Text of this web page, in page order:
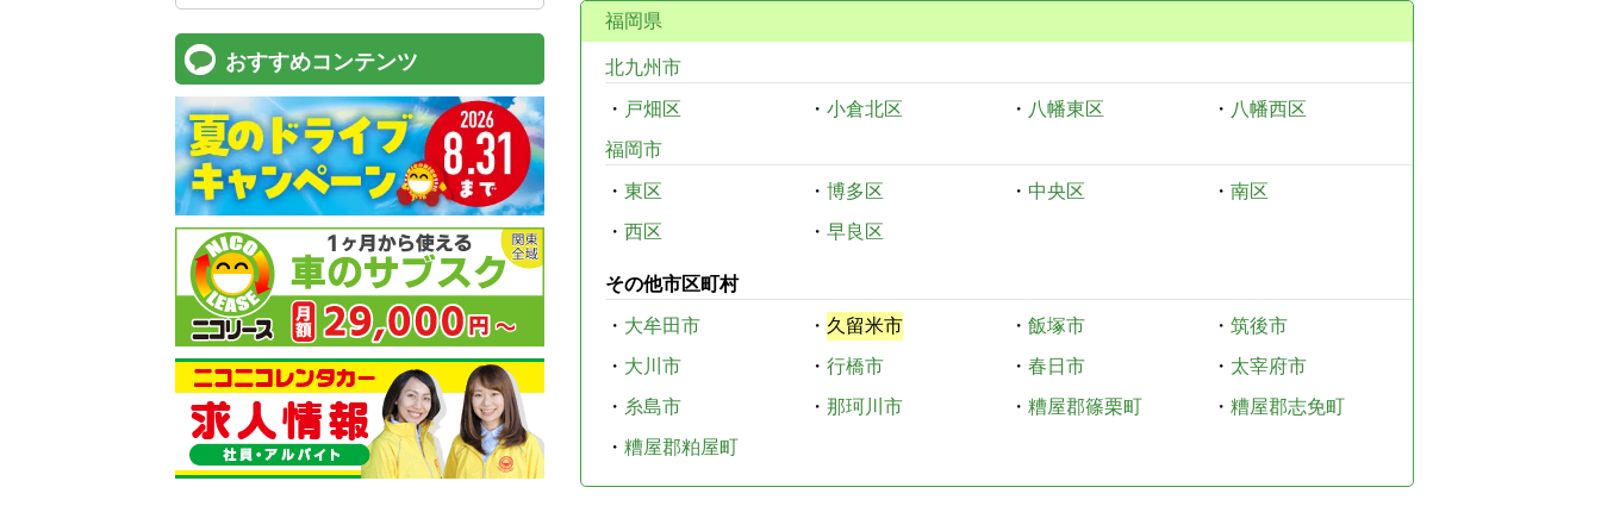
福岡県
北九州市
・ 戸畑区 ・ 小倉北区 ・ 八幡東区 ・ 八幡西区
福岡市
・ 東区 ・ 博多区 ・ 中央区 ・ 南区
・ 西区 ・ 早良区
その他市区町村
・ 大牟田市 ・ 久留米市 ・ 飯塚市 ・ 筑後市
・ 大川市 ・ 行橋市 ・ 春日市 ・ 太宰府市
・ 糸島市 ・ 那珂川市 ・ 糟屋郡篠栗町 ・ 糟屋郡志免町
・ 糟屋郡粕屋町
おすすめコンテンツ